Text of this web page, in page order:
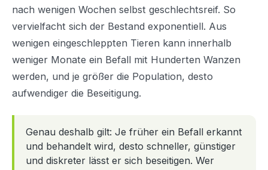
nach wenigen Wochen selbst geschlechtsreif. So
vervielfacht sich der Bestand exponentiell. Aus
wenigen eingeschleppten Tieren kann innerhalb
weniger Monate ein Befall mit Hunderten Wanzen
werden, und je größer die Population, desto
aufwendiger die Beseitigung.
Genau deshalb gilt: Je früher ein Befall erkannt
und behandelt wird, desto schneller, günstiger
und diskreter lässt er sich beseitigen. Wer